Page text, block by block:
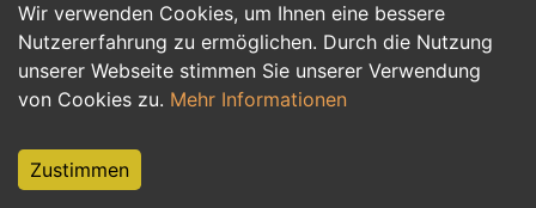
Wir verwenden Cookies, um Ihnen eine bessere
Nutzererfahrung zu ermöglichen. Durch die Nutzung
unserer Webseite stimmen Sie unserer Verwendung
von Cookies zu. Mehr Informationen
Zustimmen
Personalwesen Assistenz, Sekretariat
Hilfskräfte, Aushilfs- und Nebenjobs
Weiterbildung, Studium, duale Ausbildung